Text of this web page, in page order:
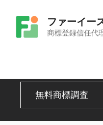
ファーイー
商標登録信任代
無料商標調査